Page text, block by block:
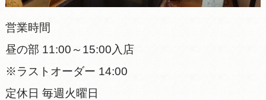
営業時間
昼の部 11:00～15:00入店
※ラストオーダー 14:00
定休日 毎週火曜日